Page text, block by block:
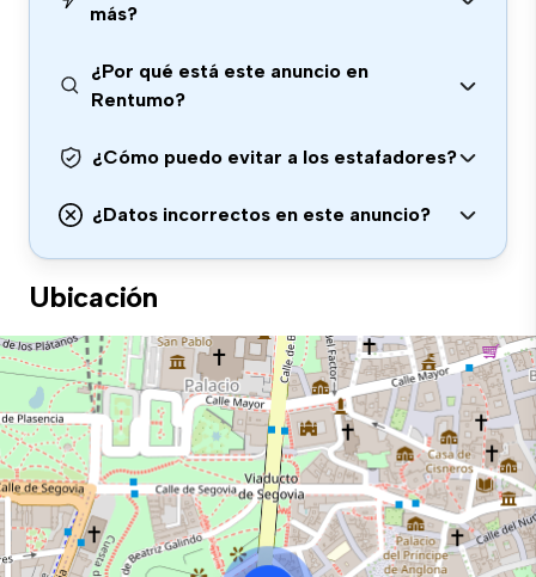
más?
¿Por qué está este anuncio en
Rentumo?
¿Cómo puedo evitar a los estafadores?
¿Datos incorrectos en este anuncio?
Ubicación